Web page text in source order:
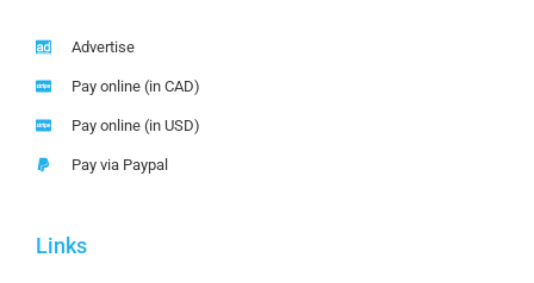
Advertise
Pay online (in CAD)
Pay online (in USD)
Pay via Paypal
Links